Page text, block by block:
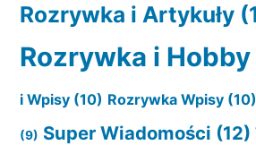
Rozrywka i Artykuły
Rozrywka i Hobby
i Wpisy (10) Rozrywka Wpisy (10)
(9) Super Wiadomości (12)